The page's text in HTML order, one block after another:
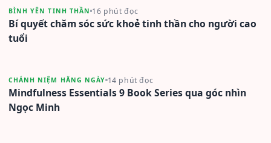
BÌNH YÊN TINH THẦN 16 phút đọc
Bí quyết chăm sóc sức khoẻ tinh thần cho người cao
tuổi
CHÁNH NIỆM HẰNG NGÀY 14 phút đọc
Mindfulness Essentials 9 Book Series qua góc nhìn
Ngọc Minh